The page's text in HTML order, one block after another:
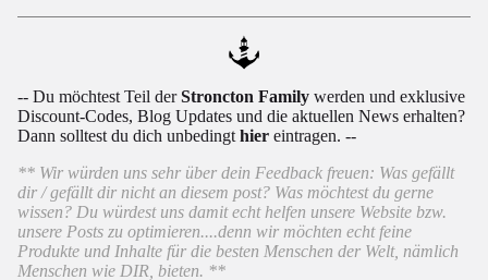
-- Du möchtest Teil derStroncton Family werden und exklusive
Discount-Codes, Blog Updates und die aktuellen News erhalten?
Dann solltest du dich unbedingt hier eintragen. --
** Wir würden uns sehr über dein Feedback freuen: Was gefällt
dir / gefällt dir nicht an diesem post? Was möchtest du gerne
wissen? Du würdest uns damit echt helfen unsere Website bzw.
unsere Posts zu optimieren....denn wir möchten echt feine
Produkte und Inhalte für die besten Menschen der Welt, nämlich
Menschen wie DIR, bieten. **